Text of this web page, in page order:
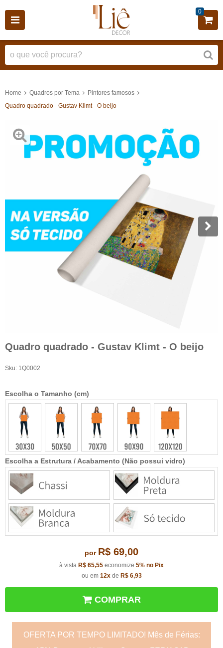
0
Home Quadros por Tema
Pintores famosos
Quadro quadrado - Gustav Klimt - O beijo
Quadro quadrado - Gustav Klimt - O beijo
Sku: 1Q0002
Escolha a Estrutura / Acabamento (Não possui vidro)
Escolha o Tamanho (cm)
por R$ 69,00
à vista R$ 65,55 economize 5% no Pix
ou em 12xde R$ 6,93
COMPRAR
OFERTA POR TEMPO LIMITADO! Mês de Férias: